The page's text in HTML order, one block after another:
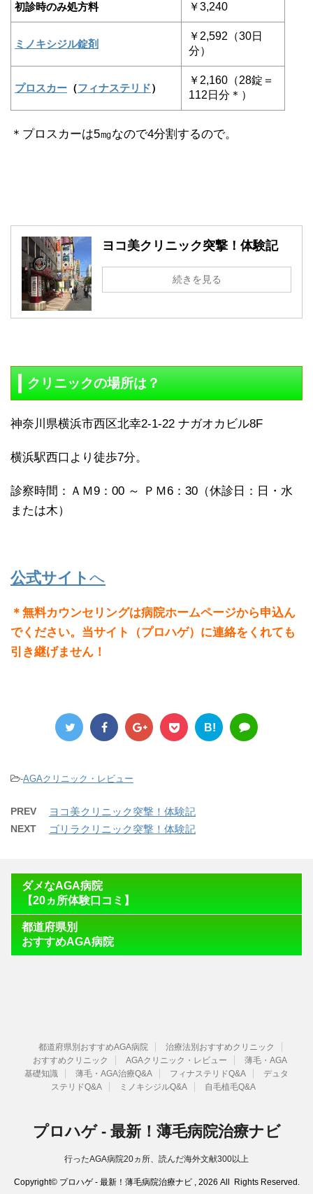
初診時のみ処方料 ￥3,240
ミノキシジル錠剤
￥2,592（30日
分）
プロスカー （フィナステリド）
￥2,160（28錠＝
112日分＊）
＊プロスカーは5㎎なので4分割するので。
ヨコ美クリニック突撃！体験記
続きを見る
クリニックの場所は？
神奈川県横浜市西区北幸2-1-22 ナガオカビル8F
横浜駅西口より徒歩7分。
診察時間：ＡＭ9：00 ～ ＰＭ6：30（休診日：日・水
または木）
公式サイト へ
＊無料カウンセリングは病院ホームページから申込ん
でください。当サイト（プロハゲ）に連絡をくれても
引き継げません！
B!
-AGAクリニック・レビュー
PREV ヨコ美クリニック突撃！体験記
NEXT ゴリラクリニック突撃！体験記
ダメなAGA病院
【20ヵ所体験口コミ】
都道府県別
おすすめAGA病院
都道府県別おすすめAGA病院
治療法別おすすめクリニック
おすすめクリニック
AGAクリニック・レビュー
薄毛・AGA
基礎知識
薄毛・AGA治療Q&A フィナステリドQ&A
デュタ
ステリドQ&A
ミノキシジルQ&A 自毛植毛Q&A
プロハゲ - 最新！薄毛病院治療ナビ
行ったAGA病院20ヵ所、読んだ海外文献300以上
Copyright© プロハゲ - 最新！薄毛病院治療ナビ , 2026 All Rights Reserved.